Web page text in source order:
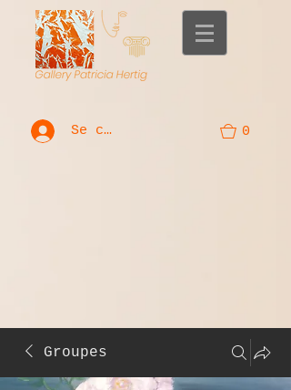
Se connecter 0
Groupes